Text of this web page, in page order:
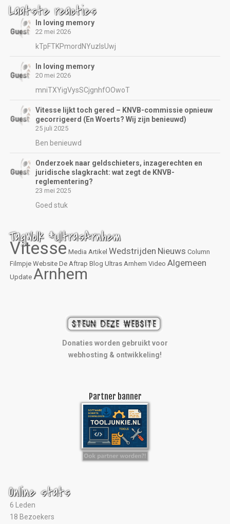
Laatste reacties
In loving memory
22 mei 2026
kTpFTKPmordNYuzIsUwj
In loving memory
20 mei 2026
mniTXYigVysSCjgnhfOOwoT
Vitesse lijkt toch gered – KNVB-commissie opnieuw
gecorrigeerd (En Woerts? Wij zijn benieuwd)
25 juli 2025
Ben benieuwd
Onderzoek naar geldschieters, inzagerechten en
juridische slagkracht: wat zegt de KNVB-
reglementering?
23 mei 2025
Goed stuk
TagWolk #UltrasArnhem
Vitesse Media Artikel Wedstrijden Nieuws Column
Filmpje Website De Aftrap Blog Ultras Arnhem Video Algemeen
Update Arnhem
Donaties worden gebruikt voor
webhosting & ontwikkeling!
Partner banner
Online stats
6 Leden
18 Bezoekers